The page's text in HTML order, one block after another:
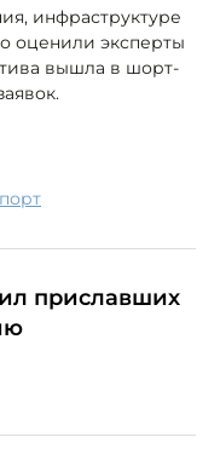
инфраструктуре
оценили эксперты
вышла в шорт-
спорт
приславших